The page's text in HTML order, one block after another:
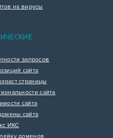
на вирусы
запросов
сайта
страницы
сайта
сайта
сайта
ИКС
доменов